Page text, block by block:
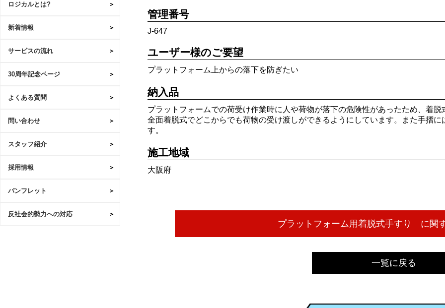
ロジカルとは?
新着情報
サービスの流れ
30周年記念ページ
よくある質問
問い合わせ
スタッフ紹介
採用情報
パンフレット
反社会的勢力への対応
管理番号
J-647
ユーザー様のご要望
プラットフォーム上からの落下を防ぎたい
納入品
プラットフォームでの荷受け作業時に人や荷物が落下の危険性があったため、着
全面着脱式でどこからでも荷物の受け渡しができるようにしています。また手摺
す。
施工地域
大阪府
一覧に戻る